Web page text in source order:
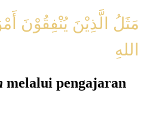
مَثَلُ الَّذِيْنَ يُنْفِقُوْنَ
اللهِ
melalui pengajaran